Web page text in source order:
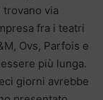
via
fra i teatri
Ovs, Parfois e
più lunga.
giorni avrebbe